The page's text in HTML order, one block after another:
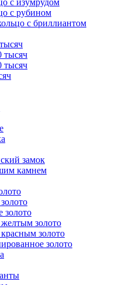
с изумрудом
с рубином
с бриллиантом
тысяч
тысяч
замок
камнем
золото
желтым золото
золото
золото